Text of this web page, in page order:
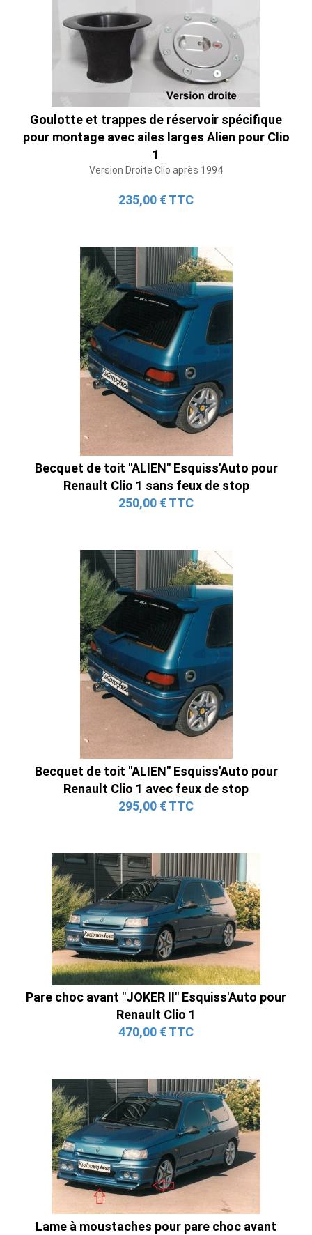
Goulotte et trappes de réservoir spécifique
pour montage avec ailes larges Alien pour Clio
1
Version Droite Clio après 1994
235,00 € TTC
Becquet de toit "ALIEN" Esquiss'Auto pour
Renault Clio 1 sans feux de stop
250,00 € TTC
Becquet de toit "ALIEN" Esquiss'Auto pour
Renault Clio 1 avec feux de stop
295,00 € TTC
Pare choc avant "JOKER II" Esquiss'Auto pour
Renault Clio 1
470,00 € TTC
Lame à moustaches pour pare choc avant